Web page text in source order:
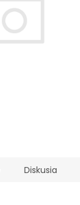
Diskusia